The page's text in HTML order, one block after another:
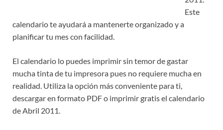
Este
calendario te ayudará a mantenerte organizado y a
planificar tu mes con facilidad.
El calendario lo puedes imprimir sin temor de gastar
mucha tinta de tu impresora pues no requiere mucha en
realidad. Utiliza la opción más conveniente para ti,
descargar en formato PDF o imprimir gratis el calendario
de Abril 2011.